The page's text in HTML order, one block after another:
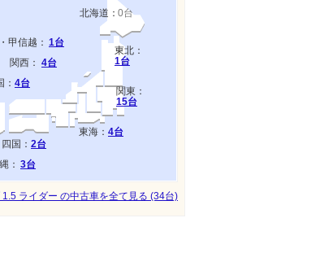
詳細を見る
右
詳細を見る
右 詳細を見る
北海道：0台
東北：
1台
関東：
15台
甲信越： 1台
東海： 4台
関西： 4台
： 4台
四国： 2台
： 3台
1.5 ライダー の中古車を全て見る (34台)